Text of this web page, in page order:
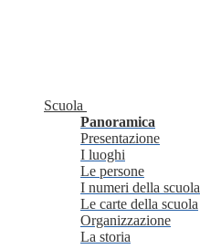
Scuola
Panoramica
Presentazione
I luoghi
Le persone
I numeri della scuola
Le carte della scuola
Organizzazione
La storia